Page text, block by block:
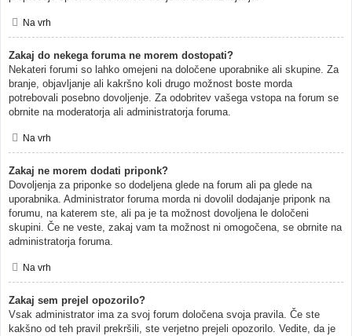
Na vrh
Zakaj do nekega foruma ne morem dostopati?
Nekateri forumi so lahko omejeni na določene uporabnike ali skupine. Za
branje, objavljanje ali kakršno koli drugo možnost boste morda
potrebovali posebno dovoljenje. Za odobritev vašega vstopa na forum se
obrnite na moderatorja ali administratorja foruma.
Na vrh
Zakaj ne morem dodati priponk?
Dovoljenja za priponke so dodeljena glede na forum ali pa glede na
uporabnika. Administrator foruma morda ni dovolil dodajanje priponk na
forumu, na katerem ste, ali pa je ta možnost dovoljena le določeni
skupini. Če ne veste, zakaj vam ta možnost ni omogočena, se obrnite na
administratorja foruma.
Na vrh
Zakaj sem prejel opozorilo?
Vsak administrator ima za svoj forum določena svoja pravila. Če ste
kakšno od teh pravil prekršili, ste verjetno prejeli opozorilo. Vedite, da je